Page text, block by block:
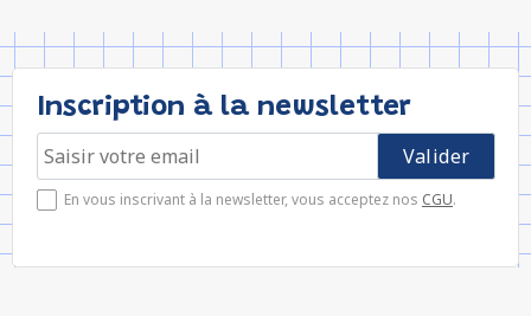
Inscription à la newsletter
En vous inscrivant à la newsletter, vous acceptez nos CGU.